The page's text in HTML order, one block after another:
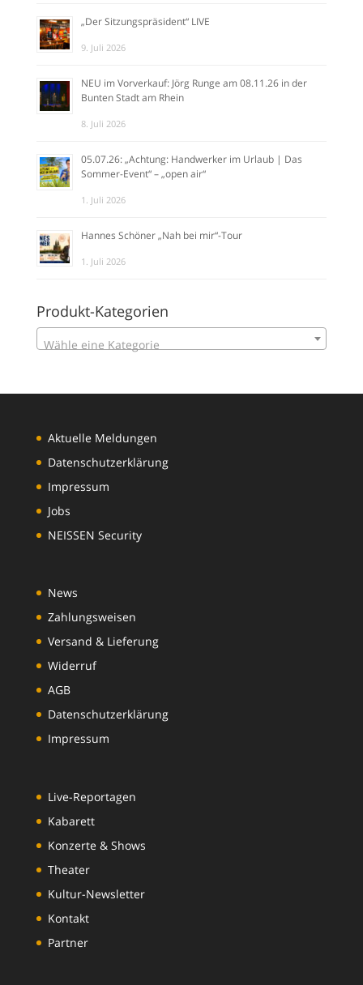
„Der Sitzungspräsident“ LIVE
9. Juli 2026
NEU im Vorverkauf: Jörg Runge am 08.11.26 in der
Bunten Stadt am Rhein
8. Juli 2026
05.07.26: „Achtung: Handwerker im Urlaub | Das
Sommer-Event“ – „open air“
1. Juli 2026
Hannes Schöner „Nah bei mir“-Tour
1. Juli 2026
Produkt-Kategorien
Wähle eine Kategorie
Aktuelle Meldungen
Datenschutzerklärung
Impressum
Jobs
NEISSEN Security
News
Zahlungsweisen
Versand & Lieferung
Widerruf
AGB
Datenschutzerklärung
Impressum
Live-Reportagen
Kabarett
Konzerte & Shows
Theater
Kultur-Newsletter
Kontakt
Partner